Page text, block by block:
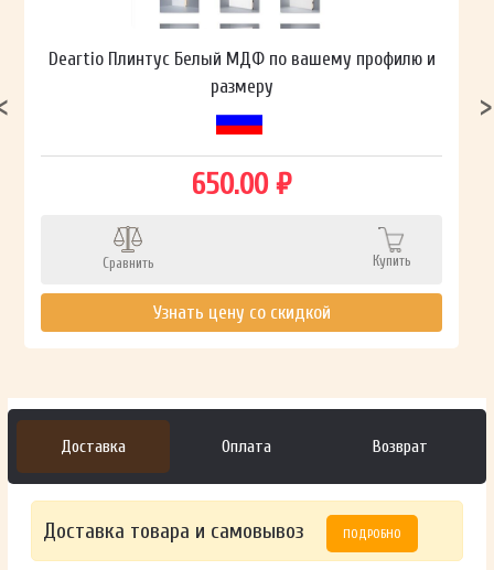
Deartio Плинтус Белый МДФ по вашему профилю и
размеру
650.00 ₽
Сравнить Купить
Узнать цену со скидкой
Доставка Оплата Возврат
Доставка товара и самовывоз ПОДРОБНО